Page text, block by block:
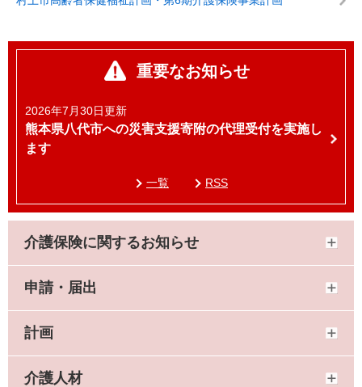
重要なお知らせ
2026年7月30日更新
熊本県八代市への災害支援寄附の代理受付を実施し
ます
一覧 RSS
介護保険に関するお知らせ
申請・届出
計画
介護人材